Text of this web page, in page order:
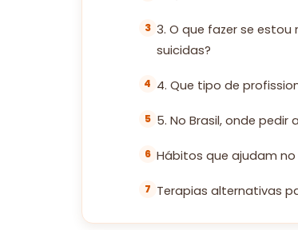
3. O que fazer se
suicidas?
4. Que tipo de
5. No Brasil, onde
Hábitos que ajudam
Terapias alternativas